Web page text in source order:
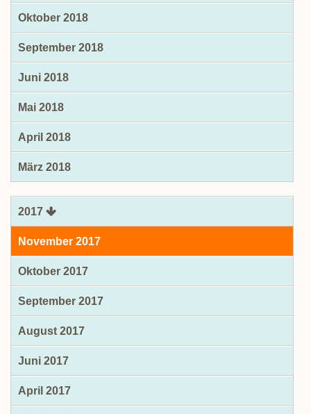
Oktober 2018
September 2018
Juni 2018
Mai 2018
April 2018
März 2018
2017
November 2017
Oktober 2017
September 2017
August 2017
Juni 2017
April 2017